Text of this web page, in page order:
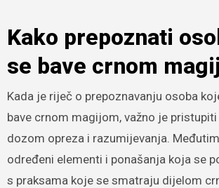
Kako prepoznati
se bave crnom
Kada je riječ o prepoznavanju osoba
bave crnom magijom, važno je
dozom opreza i razumijevanja.
određeni elementi i ponašanja koja se
s praksama koje se smatraju dijelom